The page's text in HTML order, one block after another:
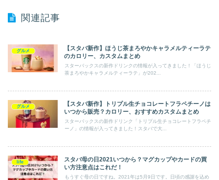
関連記事
グルメ
【スタバ新作】ほうじ茶まろやかキャラメルティーラテ
のカロリー、カスタムまとめ
スターバックスの新作ドリンクの情報が入ってきました！「ほうじ
茶まろやかキャラメルティーラテ」が202...
グルメ
【スタバ新作】トリプル生チョコレートフラペチーノは
いつから販売？カロリー、おすすめカスタムまとめ
スターバックスの新作ドリンク「トリプル生チョコレートフラペチ
ーノ」の情報が入ってきました！スタバで大...
life
スタバ母の日2021いつから？マグカップやカードの買
い方注意点はこれだ！
もうすぐ母の日ですね。2021年は5月9日です。日頃の感謝を込め